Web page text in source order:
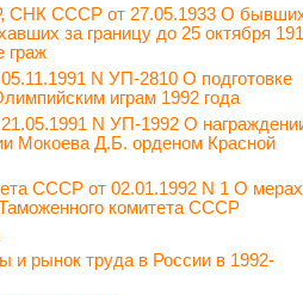
СНК СССР от 27.05.1933 О
за границу до 25 октября
граж
N УП-2810 О подготовке
играм 1992 года
N УП-1992 О
Мокоева Д.Б. орденом Красной
СССР от 02.01.1992 N 1 О
комитета СССР
и рынок труда в России в 1992-